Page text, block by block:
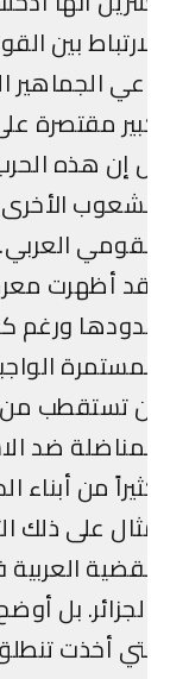
بين
الجماهير
مقتصرة على
إن هذه الحرب
الأخرى على
العربي.
أظهرت معركة
ورغم
الواجبة
تستقطب من
ضد
من أبناء
على ذلك
العربية في
بل أوضح
أخذت تنطلق